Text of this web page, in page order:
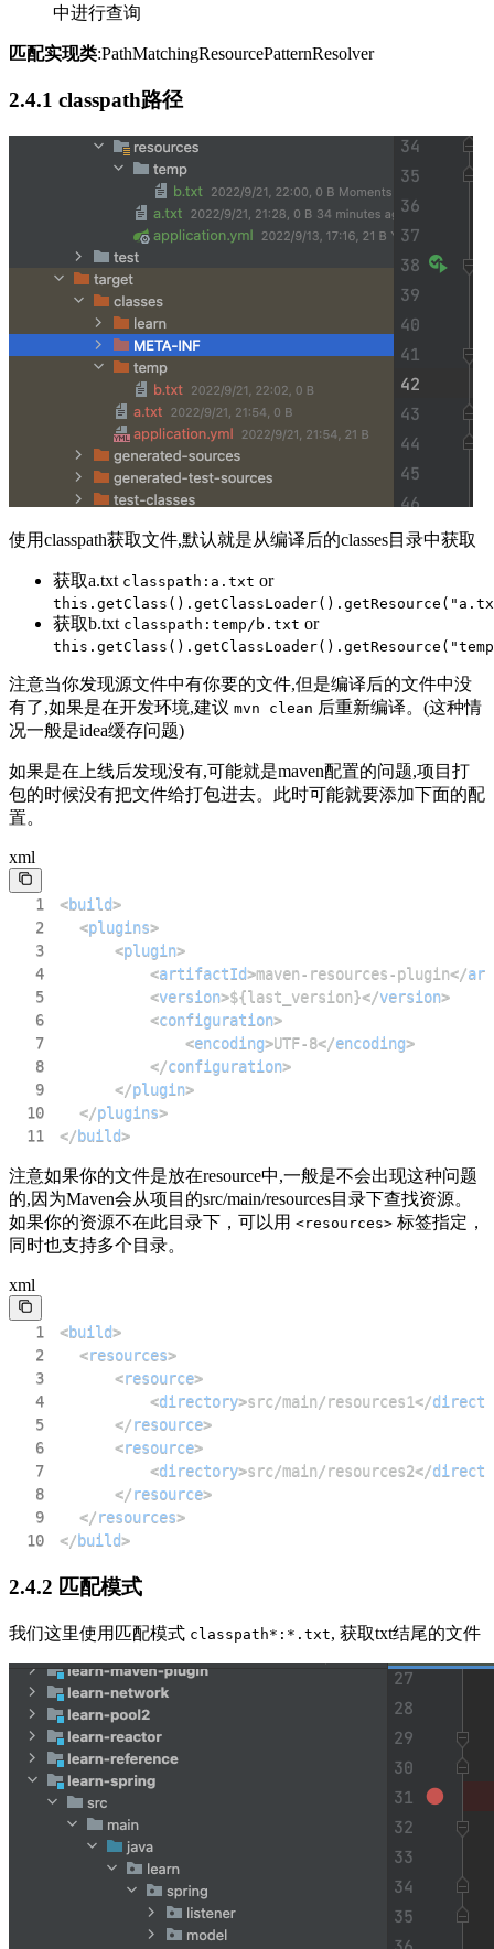
中进行查询
匹配实现类:PathMatchingResourcePatternResolver
2.4.1 classpath路径
使用classpath获取文件,默认就是从编译后的classes目录中获取
获取a.txt classpath:a.txt or
获取b.txt classpath:temp/b.txt or
注意当你发现源文件中有你要的文件,但是编译后的文件中没
有了,如果是在开发环境,建议 mvn clean 后重新编译。(这种情
况一般是idea缓存问题)
如果是在上线后发现没有,可能就是maven配置的问题,项目打
包的时候没有把文件给打包进去。此时可能就要添加下面的配
置。
xml
1 <build>
2
<plugins>
3
<plugin>
4
<artifactId>maven-resources-plugin</
5
<version>${last_version}</version>
6
<configuration>
7
<encoding>UTF-8</encoding>
8
</configuration>
9
</plugin>
10
</plugins>
11
</build>
注意如果你的文件是放在resource中,一般是不会出现这种问题
的,因为Maven会从项目的src/main/resources目录下查找资源。
如果你的资源不在此目录下，可以用 <resources> 标签指定，
同时也支持多个目录。
xml
1 <build>
2
<resources>
3
<resource>
4
<directory>src/main/resources1</
5
</resource>
6
<resource>
7
<directory>src/main/resources2</
8
</resource>
9
</resources>
10
</build>
2.4.2 匹配模式
我们这里使用匹配模式 classpath*:*.txt, 获取txt结尾的文件